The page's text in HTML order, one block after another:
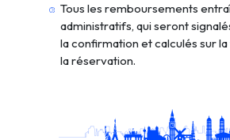
Tous les remboursements
administratifs, qui seront
la confirmation et calculés sur
la réservation.